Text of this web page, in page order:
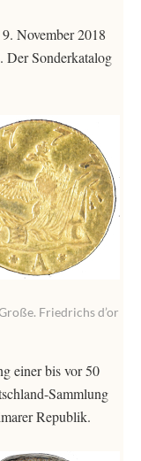
November 2018
Der Sonderkatalog
Friedrichs d’or
einer bis vor 50
Sammlung
Republik.